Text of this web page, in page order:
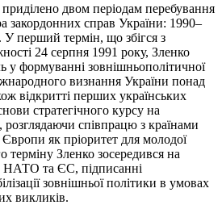
двом періодам перебування
закордонних справ України: 1990–
перший термін, що збігся з
24 серпня 1991 року, Зленко
у формуванні зовнішньополітичної
визнання України понад
відкритті перших українських
стратегічного курсу на
розглядаючи співпрацю з країнами
Європи як пріоритет для молодої
терміну Зленко зосередився на
НАТО та ЄС, підписанні
зовнішньої політики в умовах
викликів.